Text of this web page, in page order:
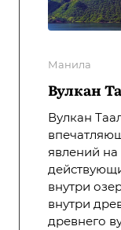
Манила
Вулкан
Вулкан
явлений
внутри
внутри
древнего